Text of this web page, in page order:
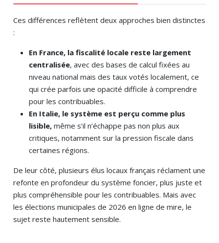
Ces différences reflètent deux approches bien distinctes
:
En France, la fiscalité locale reste largement
centralisée, avec des bases de calcul fixées au
niveau national mais des taux votés localement, ce
qui crée parfois une opacité difficile à comprendre
pour les contribuables.
En Italie, le système est perçu comme plus
lisible, même s’il n’échappe pas non plus aux
critiques, notamment sur la pression fiscale dans
certaines régions.
De leur côté, plusieurs élus locaux français réclament une
refonte en profondeur du système foncier, plus juste et
plus compréhensible pour les contribuables. Mais avec
les élections municipales de 2026 en ligne de mire, le
sujet reste hautement sensible.